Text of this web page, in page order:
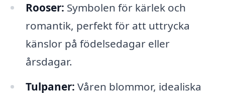
Rooser: Symbolen för kärlek och
romantik, perfekt för att uttrycka
känslor på födelsedagar eller
årsdagar.
Tulpaner: Våren blommor, idealiska